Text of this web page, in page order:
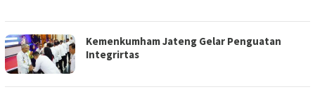
Kemenkumham Jateng Gelar Penguatan
Integrirtas